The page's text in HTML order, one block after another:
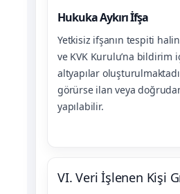
Hukuka Aykırı İfşa
Yetkisiz ifşanın tespiti
ve KVK Kurulu’na bildirim
altyapılar
görürse ilan veya
yapılabilir.
VI. Veri İşlenen Kişi